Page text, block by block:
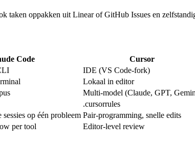
taken oppakken uit Linear of GitHub Issues en
Code
Cursor
IDE (VS Code-fork)
Lokaal in editor
Multi-model (Claude, GPT,
.cursorrules
op één probleem Pair-programming, snelle edits
per tool Editor-level review